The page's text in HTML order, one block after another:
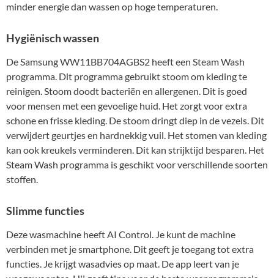
minder energie dan wassen op hoge temperaturen.
Hygiënisch wassen
De Samsung WW11BB704AGBS2 heeft een Steam Wash
programma. Dit programma gebruikt stoom om kleding te
reinigen. Stoom doodt bacteriën en allergenen. Dit is goed
voor mensen met een gevoelige huid. Het zorgt voor extra
schone en frisse kleding. De stoom dringt diep in de vezels. Dit
verwijdert geurtjes en hardnekkig vuil. Het stomen van kleding
kan ook kreukels verminderen. Dit kan strijktijd besparen. Het
Steam Wash programma is geschikt voor verschillende soorten
stoffen.
Slimme functies
Deze wasmachine heeft AI Control. Je kunt de machine
verbinden met je smartphone. Dit geeft je toegang tot extra
functies. Je krijgt wasadvies op maat. De app leert van je